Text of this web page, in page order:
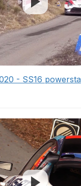
- SS16